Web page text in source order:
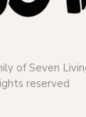
of Seven
reserved